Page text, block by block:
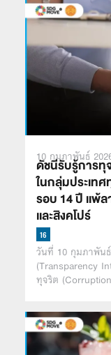
10 กุมภาพันธ์
ดัชนีรับรู้การทุ
ในกลุ่มประเท
รอบ 14 ปี เเพ้
เเละสิงคโปร์
วันที่ 10 กุมภาพันธ์
(Transparency
ทุจริต